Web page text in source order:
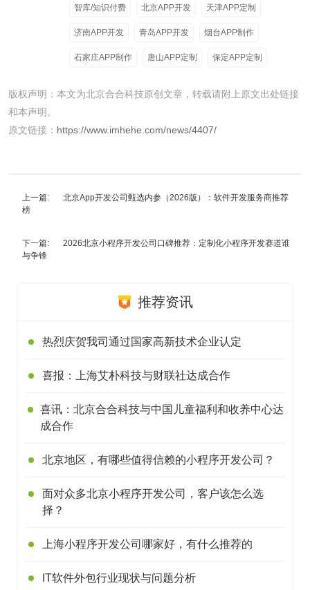
智库/知识付费 北京APP开发 天津APP定制
济南APP开发 青岛APP开发 烟台APP制作
石家庄APP制作 唐山APP定制 保定APP定制
版权声明：本文为北京合合科技原创文章，转载请附上原文出处链接
和本声明。
原文链接： https://www.imhehe.com/news/4407/
上一篇:
北京App开发公司甄选内参（2026版）：软件开发服务商推荐
榜
下一篇:
2026北京小程序开发公司口碑推荐：定制化小程序开发赛道谁
与争锋
推荐资讯
热烈庆贺我司通过国家高新技术企业认定
喜报：上海艾朴科技与财联社达成合作
喜讯：北京合合科技与中国儿童福利和收养中心达
成合作
北京地区，有哪些值得信赖的小程序开发公司？
面对众多北京小程序开发公司，客户该怎么选
择？
上海小程序开发公司哪家好，有什么推荐的
IT软件外包行业现状与问题分析